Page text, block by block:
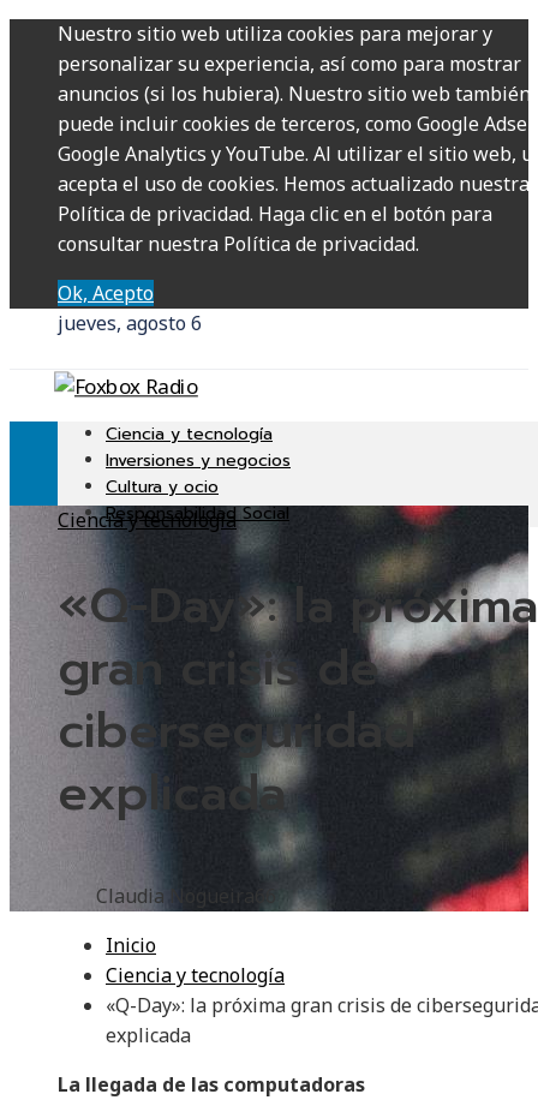
Nuestro sitio web utiliza cookies para mejorar y
personalizar su experiencia, así como para mostrar
anuncios (si los hubiera). Nuestro sitio web también
puede incluir cookies de terceros, como Google
Google Analytics y YouTube. Al utilizar el sitio web,
acepta el uso de cookies. Hemos actualizado nuestra
Política de privacidad. Haga clic en el botón para
consultar nuestra Política de privacidad.
Ok, Acepto
jueves, agosto 6
Ciencia y tecnología
Inversiones y negocios
Cultura y ocio
Responsabilidad Social
Ciencia y tecnología
«Q-Day»: la próxima
gran crisis de
ciberseguridad
explicada
Claudia Nogueira 66
Inicio
Ciencia y tecnología
«Q-Day»: la próxima gran crisis de
explicada
La llegada de las computadoras